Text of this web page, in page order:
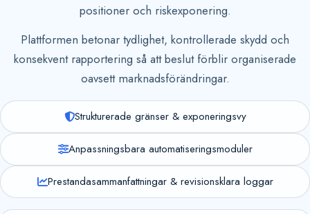
positioner och riskexponering.
Plattformen betonar tydlighet, kontrollerade skydd och
konsekvent rapportering så att beslut förblir organiserade
oavsett marknadsförändringar.
Strukturerade gränser & exponeringsvy
Anpassningsbara automatiseringsmoduler
Prestandasammanfattningar & revisionsklara loggar